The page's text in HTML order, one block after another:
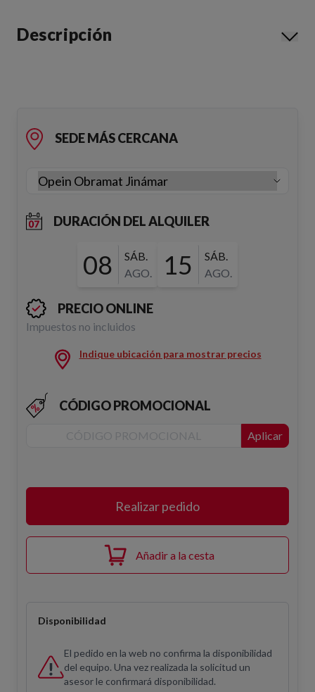
Descripción
SEDE MÁS CERCANA
DURACIÓN DEL ALQUILER
08
SÁB.
AGO.
15
SÁB.
AGO.
PRECIO ONLINE
Impuestos no incluidos
Indique ubicación para mostrar precios
CÓDIGO PROMOCIONAL
Aplicar
Realizar pedido
Añadir a la cesta
Disponibilidad
El pedido en la web no confirma la disponibilidad
del equipo. Una vez realizada la solicitud un
asesor le confirmará disponibilidad.